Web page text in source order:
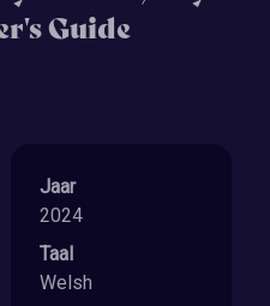
Guide
Jaar
2024
Taal
Welsh